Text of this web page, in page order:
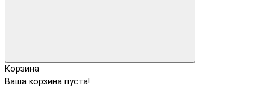
Корзина
Ваша корзина пуста!